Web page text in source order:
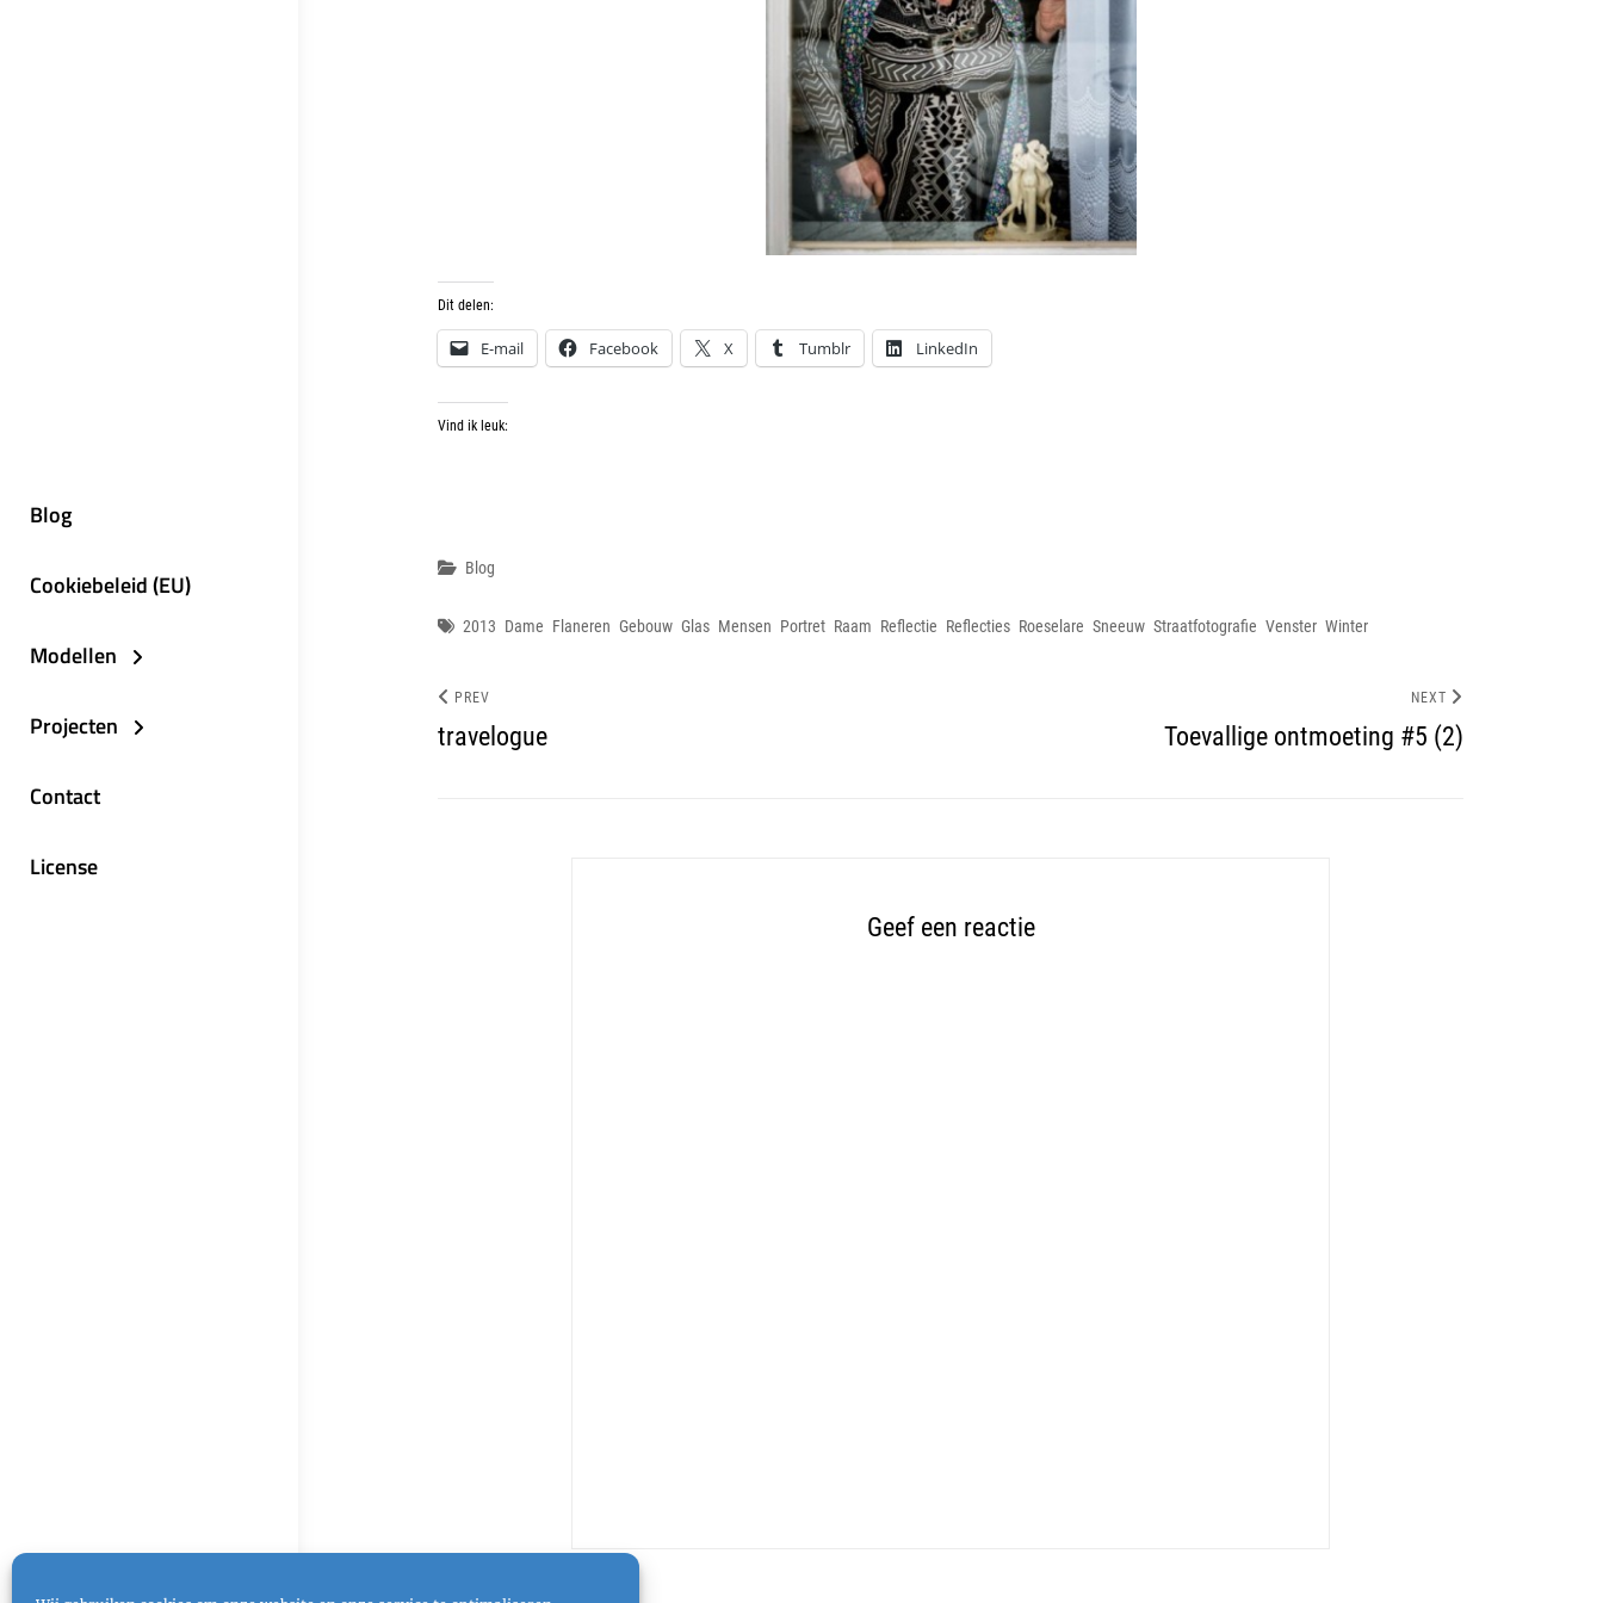
Blog
Cookiebeleid (EU)
Modellen
Projecten
Contact
License
Dit delen:
E-mail Facebook X Tumblr LinkedIn
Vind ik leuk:
Categories
Blog
Tags
2013 Dame Flaneren Gebouw Glas Mensen Portret Raam Reflectie Reflecties Roeselare Sneeuw Straatfotografie Venster Winter
PREV
travelogue
NEXT
Toevallige ontmoeting #5 (2)
Geef een reactie